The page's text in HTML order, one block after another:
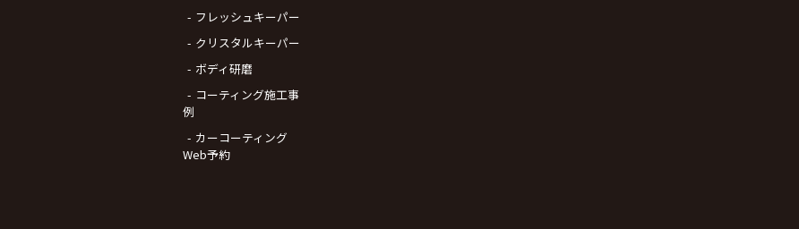
フレッシュキーパー
クリスタルキーパー
ボディ研磨
コーティング施工事
例
カーコーティング
Web予約